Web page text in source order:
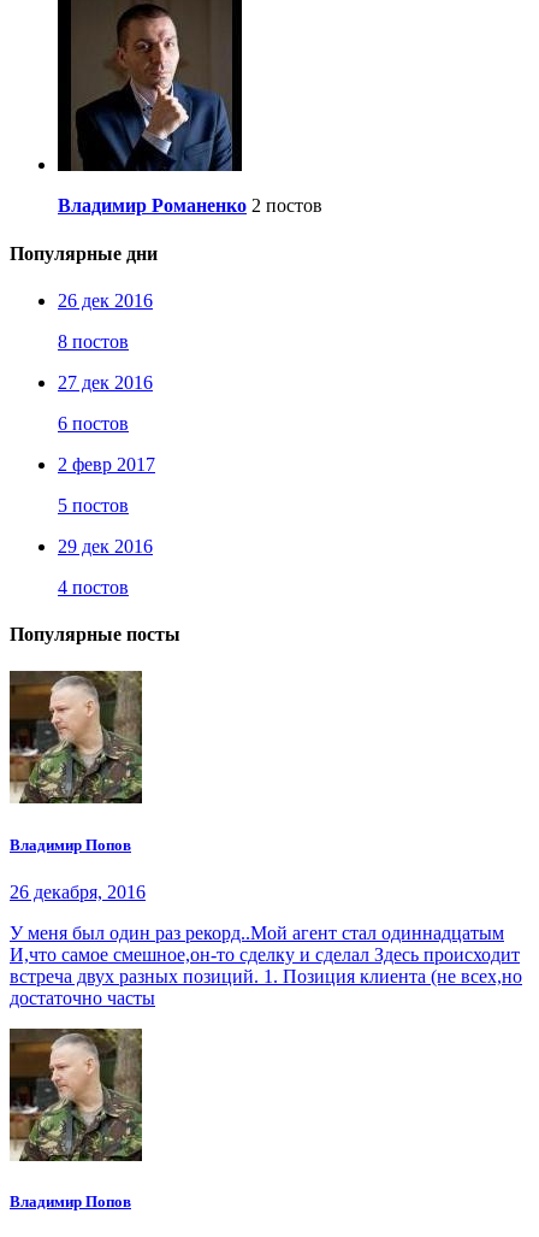
Владимир Романенко 2 постов
Популярные дни
26 дек 2016
8 постов
27 дек 2016
6 постов
2 февр 2017
5 постов
29 дек 2016
4 постов
Популярные посты
Владимир Попов
26 декабря, 2016
У меня был один раз рекорд..Мой агент стал одиннадцатым
И,что самое смешное,он-то сделку и сделал Здесь происходит
встреча двух разных позиций. 1. Позиция клиента (не всех,но
достаточно часты
Владимир Попов